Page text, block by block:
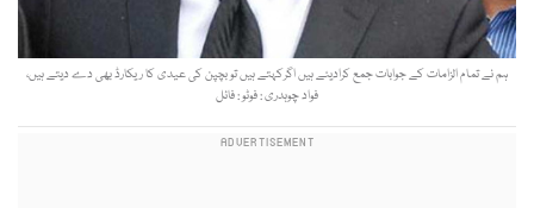
ہم نے تمام الزامات کے جوابات جمع کرادیئے ہیں اگرکہتے ہیں تو بچپن کی عیدی کا ریکارڈ بھی دے دیتے ہیں،
فواد چوہدری : فوٹو : فائل